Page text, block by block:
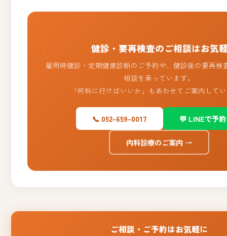
健診・要再検査のご相談はお気
雇用時健診・定期健康診断のご予約や、健診後の要再検
相談を承っています。
「何科に行けばいいか」もあわせてご案内して
📞 052-659-0017 💬 LINEで予約
内科診療のご案内 →
ご相談・ご予約はお気軽に